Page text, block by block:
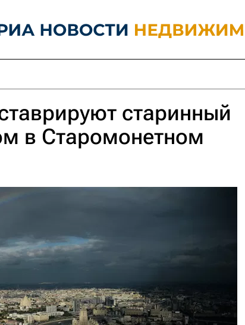
старинный
в Старомонетном